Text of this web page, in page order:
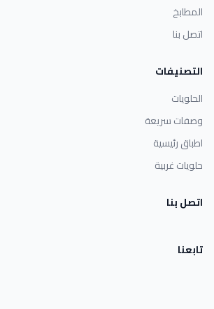
المطابخ
اتصل بنا
التصنيفات
الحلويات
وصفات سريعة
اطباق رئيسية
حلويات غربية
اتصل بنا
تابعنا